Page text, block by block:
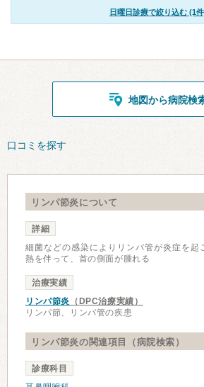
日曜日診療で絞り込む (1
地図から病院検
口コミを探す
リンパ節炎について
詳細
細菌などの感染によりリンパ管が炎症を起
熱を伴って、首の側面が腫れる
治療実績
リンパ節炎 （DPC治療実績）
リンパ節、リンパ管の疾患
リンパ節炎の関連項目（病院検索）
診療科目